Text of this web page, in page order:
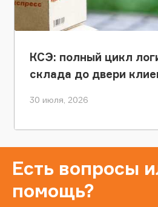
КСЭ: полный цикл
склада до двери
30 июля, 2026
Есть вопросы
помощь?